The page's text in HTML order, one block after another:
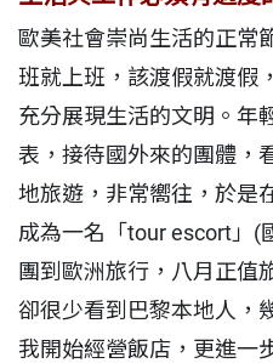
歐美社會崇尚生活的正常
班就上班，該渡假就渡假
充分展現生活的文明。年
表，接待國外來的團體，
地旅遊，非常嚮往，於是
成為一名「tour escort」(
團到歐洲旅行，八月正值
卻很少看到巴黎本地人，
我開始經營飯店，更進一